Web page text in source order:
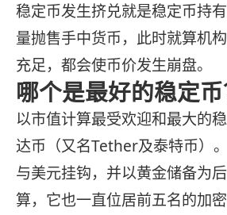
稳定币发生挤兑就是稳定币持
量抛售手中货币，此时就算机
充足，都会使币价发生崩盘。
哪个是最好的稳定币
以市值计算最受欢迎和最大的
达币（又名Tether及泰特币）
与美元挂钩，并以黄金储备为
算，它也一直位居前五名的加